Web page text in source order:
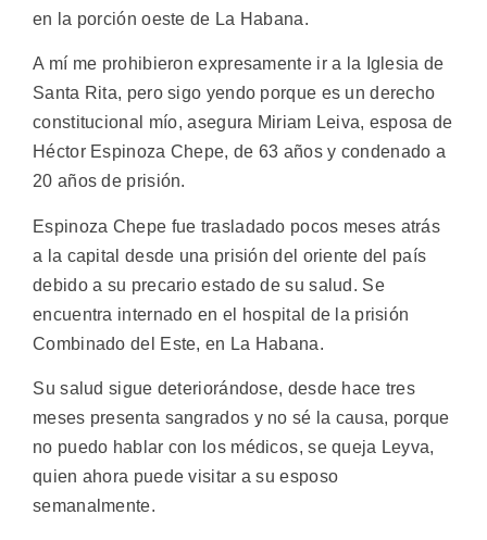
en la porción oeste de La Habana.
A mí me prohibieron expresamente ir a la Iglesia de
Santa Rita, pero sigo yendo porque es un derecho
constitucional mío, asegura Miriam Leiva, esposa de
Héctor Espinoza Chepe, de 63 años y condenado a
20 años de prisión.
Espinoza Chepe fue trasladado pocos meses atrás
a la capital desde una prisión del oriente del país
debido a su precario estado de su salud. Se
encuentra internado en el hospital de la prisión
Combinado del Este, en La Habana.
Su salud sigue deteriorándose, desde hace tres
meses presenta sangrados y no sé la causa, porque
no puedo hablar con los médicos, se queja Leyva,
quien ahora puede visitar a su esposo
semanalmente.